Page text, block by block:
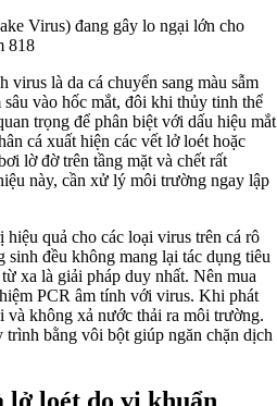
Virus) đang gây lo ngại lớn cho
818
virus là da cá chuyển sang màu sẫm
vào hốc mắt, đôi khi thủy tinh thể
trọng để phân biệt với dấu hiệu mắt
cá xuất hiện các vết lở loét hoặc
lờ đờ trên tầng mặt và chết rất
này, cần xử lý môi trường ngay lập
quả cho các loại virus trên cá rô
sinh đều không mang lại tác dụng tiêu
xa là giải pháp duy nhất. Nên mua
PCR âm tính với virus. Khi phát
và không xả nước thải ra môi trường.
bằng vôi bột giúp ngăn chặn dịch